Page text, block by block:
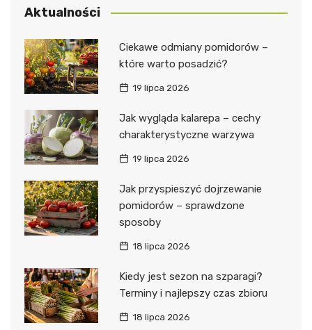
Aktualności
Ciekawe odmiany pomidorów –
które warto posadzić?
19 lipca 2026
Jak wygląda kalarepa – cechy
charakterystyczne warzywa
19 lipca 2026
Jak przyspieszyć dojrzewanie
pomidorów – sprawdzone
sposoby
18 lipca 2026
Kiedy jest sezon na szparagi?
Terminy i najlepszy czas zbioru
18 lipca 2026